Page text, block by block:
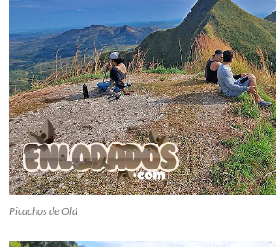
Picachos de Olá